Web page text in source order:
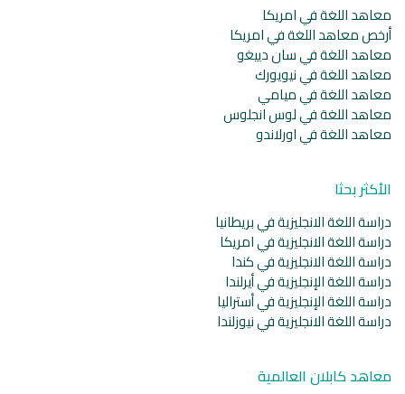
معاهد اللغة في امريكا
أرخص معاهد اللغة في امريكا
معاهد اللغة في سان دييغو
معاهد اللغة في نيويورك
معاهد اللغة في ميامي
معاهد اللغة في لوس انجلوس
معاهد اللغة في اورلاندو
الأكثر بحثا
دراسة اللغة الانجليزية في بريطانيا
دراسة اللغة الانجليزية في امريكا
دراسة اللغة الانجليزية في كندا
دراسة اللغة الإنجليزية في أيرلندا
دراسة اللغة الإنجليزية في أستراليا
دراسة اللغة الانجليزية في نيوزلندا
معاهد كابلان العالمية